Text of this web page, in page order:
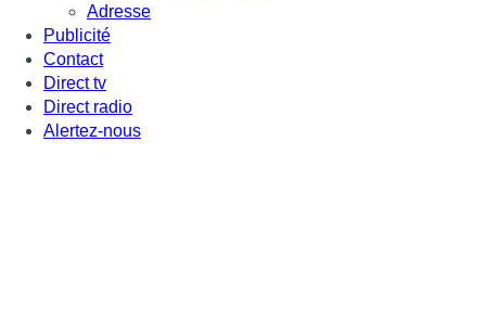
Adresse
Publicité
Contact
Direct tv
Direct radio
Alertez-nous